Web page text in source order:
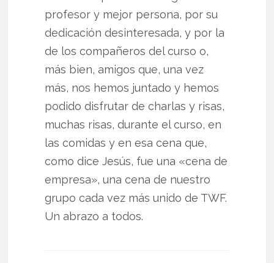
profesor y mejor persona, por su
dedicación desinteresada, y por la
de los compañeros del curso o,
más bien, amigos que, una vez
más, nos hemos juntado y hemos
podido disfrutar de charlas y risas,
muchas risas, durante el curso, en
las comidas y en esa cena que,
como dice Jesús, fue una «cena de
empresa», una cena de nuestro
grupo cada vez más unido de TWF.
Un abrazo a todos.